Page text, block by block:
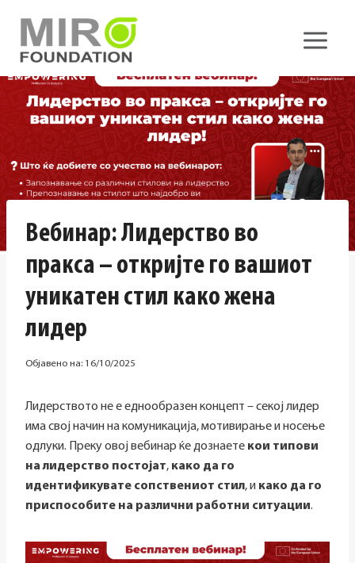
content
Вебинар: Лидерство во
пракса – откријте го вашиот
уникатен стил како жена
лидер
Објавено на: 16/10/2025
Лидерството не е еднообразен концепт – секој лидер
има свој начин на комуникација, мотивирање и носење
одлуки. Преку овој вебинар ќе дознаете кои типови
на лидерство постојат, како да го
идентификувате сопствениот стил, и како да го
приспособите на различни работни ситуации.